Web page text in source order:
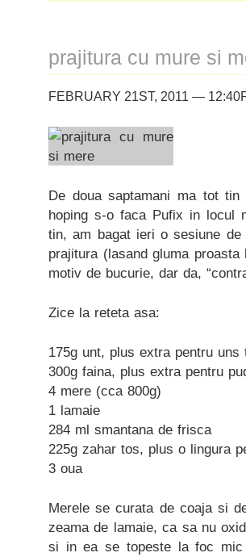
prajitura cu mure si
FEBRUARY 21ST, 2011 —
De doua saptamani ma tot
hoping s-o faca Pufix in locul
tin, am bagat ieri o sesiune de
prajitura (lasand gluma
motiv de bucurie, dar da,
Zice la reteta asa:
175g unt, plus extra pentru uns
300g faina, plus extra pentru
4 mere (cca 800g)
1 lamaie
284 ml smantana de frisca
225g zahar tos, plus o lingura
3 oua
Merele se curata de coaja si
zeama de lamaie, ca sa nu
si in ea se topeste la foc